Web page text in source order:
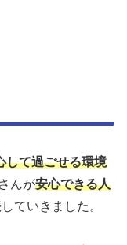
して過ごせる環境
んが安心できる人
ていきました。